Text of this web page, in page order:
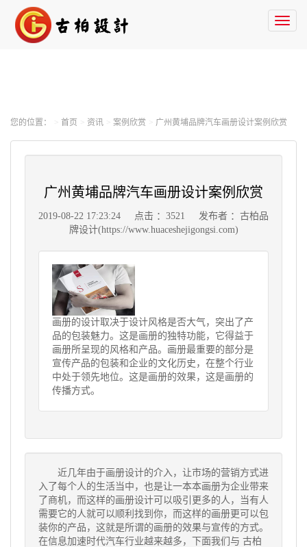
您的位置： 首页 资讯 案例欣赏 广州黄埔品牌汽车画册设计案例欣赏
广州黄埔品牌汽车画册设计案例欣赏
2019-08-22 17:23:24 点击 ：3521
发布者 ：古柏品
牌设计(https://www.huaceshejigongsi.com)
画册的设计取决于设计风格是否大气，突出了产
品的包装魅力。这是画册的独特功能，它得益于
画册所呈现的风格和产品。画册最重要的部分是
宣传产品的包装和企业的文化历史，在整个行业
中处于领先地位。这是画册的效果，这是画册的
传播方式。
近几年由于画册设计的介入，让市场的营销方式进
入了每个人的生活当中，也是让一本本画册为企业带来
了商机，而这样的画册设计可以吸引更多的人，当有人
需要它的人就可以顺利找到你，而这样的画册更可以包
装你的产品，这就是所谓的画册的效果与宣传的方式。
在信息加速时代汽车行业越来越多，下面我们与 古柏